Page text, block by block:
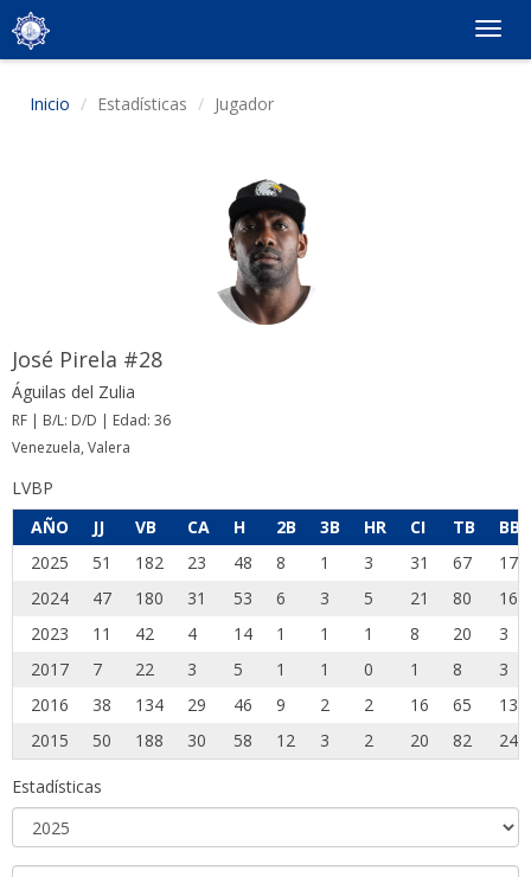
Inicio Estadísticas Jugador
José Pirela #28
Águilas del Zulia
RF | B/L: D/D | Edad: 36
Venezuela, Valera
LVBP
AÑO
JJ VB CA H 2B 3B HR CI TB
BB
2025
51 182 23 48 8 1 3 31 67
17
2024
47 180 31 53 6 3 5 21 80
16
2023
11 42 4 14 1 1 1 8 20
3
2017
7 22 3 5 1 1 0 1 8
3
2016
38 134 29 46 9 2 2 16 65
13
2015
50 188 30 58 12 3 2 20 82 24
Estadísticas